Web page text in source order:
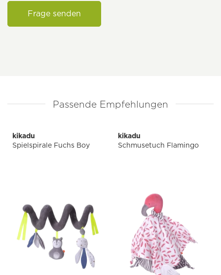
Frage senden
Passende Empfehlungen
kikadu
Spielspirale Fuchs Boy
kikadu
Schmusetuch Flamingo